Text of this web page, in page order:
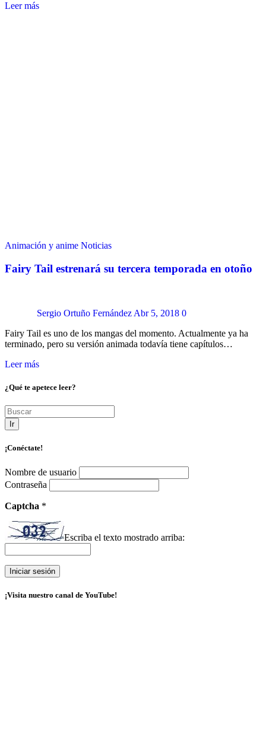
Leer más
Animación y anime Noticias
Fairy Tail estrenará su tercera temporada en otoño
Sergio Ortuño Fernández Abr 5, 2018 0
Fairy Tail es uno de los mangas del momento. Actualmente ya ha
terminado, pero su versión animada todavía tiene capítulos…
Leer más
¿Qué te apetece leer?
Ir
¡Conéctate!
Nombre de usuario
Contraseña
Captcha *
Escriba el texto mostrado arriba:
¡Visita nuestro canal de YouTube!